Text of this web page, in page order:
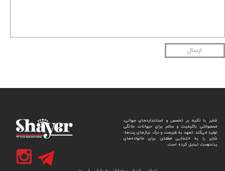
ارسال
شایر با تکیه بر تخصص و استانداردهای جهانی،
محصولاتی باکیفیت و سالم برای حیوانات خانگی
تولید می‌کند. تعهد به طبیعت و درک نیازهای پت‌ها،
شایر را به انتخابی مطمئن برای خانواده‌های
پت‌دوست تبدیل کرده است.